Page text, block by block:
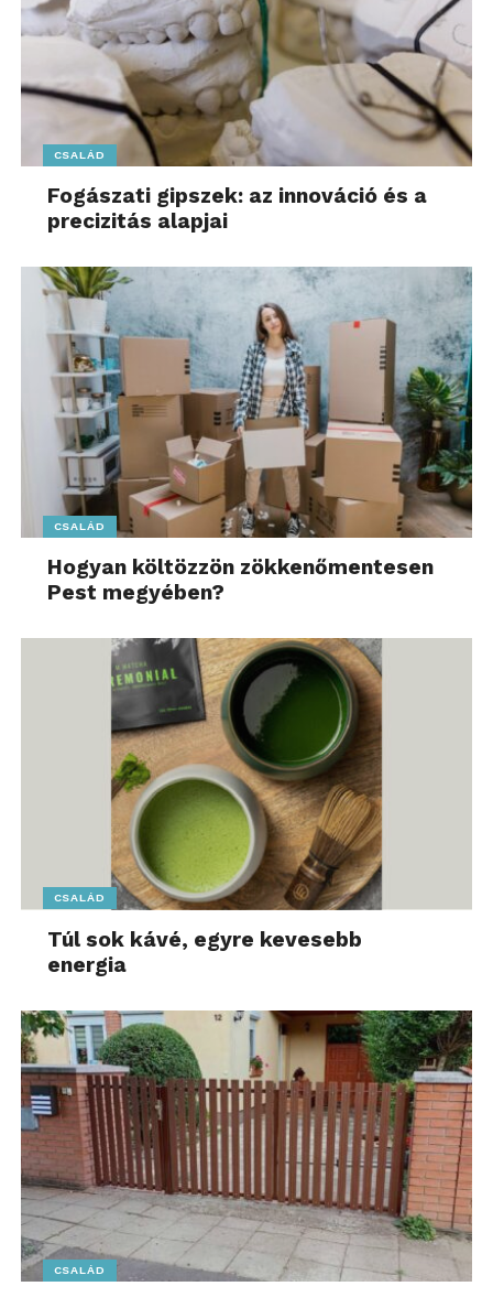
CSALÁD
Fogászati gipszek: az innováció és a
precizitás alapjai
CSALÁD
Hogyan költözzön zökkenőmentesen
Pest megyében?
CSALÁD
Túl sok kávé, egyre kevesebb
energia
CSALÁD